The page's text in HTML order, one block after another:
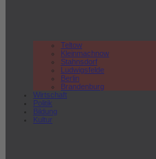
Teltow
Kleinmachnow
Stahnsdorf
Ludwigsfelde
Berlin
Brandenburg
Wirtschaft
Politik
Bildung
Kultur